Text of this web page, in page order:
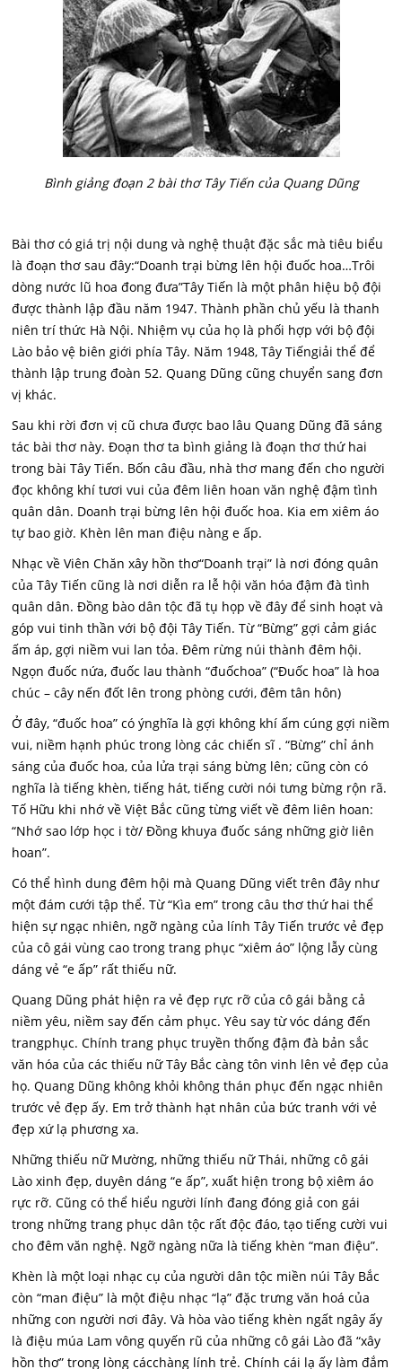
Bình giảng đoạn 2 bài thơ Tây Tiến của Quang Dũng
Bài thơ có giá trị nội dung và nghệ thuật đặc sắc mà tiêu biểu
là đoạn thơ sau đây:“Doanh trại bừng lên hội đuốc hoa…Trôi
dòng nước lũ hoa đong đưa”Tây Tiến là một phân hiệu bộ đội
được thành lập đầu năm 1947. Thành phần chủ yếu là thanh
niên trí thức Hà Nội. Nhiệm vụ của họ là phối hợp với bộ đội
Lào bảo vệ biên giới phía Tây. Năm 1948, Tây Tiếngiải thể để
thành lập trung đoàn 52. Quang Dũng cũng chuyển sang đơn
vị khác.
Sau khi rời đơn vị cũ chưa được bao lâu Quang Dũng đã sáng
tác bài thơ này. Đoạn thơ ta bình giảng là đoạn thơ thứ hai
trong bài Tây Tiến. Bốn câu đầu, nhà thơ mang đến cho người
đọc không khí tươi vui của đêm liên hoan văn nghệ đậm tình
quân dân. Doanh trại bừng lên hội đuốc hoa. Kia em xiêm áo
tự bao giờ. Khèn lên man điệu nàng e ấp.
Nhạc về Viên Chăn xây hồn thơ“Doanh trại” là nơi đóng quân
của Tây Tiến cũng là nơi diễn ra lễ hội văn hóa đậm đà tình
quân dân. Đồng bào dân tộc đã tụ họp về đây để sinh hoạt và
góp vui tinh thần với bộ đội Tây Tiến. Từ “Bừng” gợi cảm giác
ấm áp, gợi niềm vui lan tỏa. Đêm rừng núi thành đêm hội.
Ngọn đuốc nứa, đuốc lau thành “đuốchoa” (“Đuốc hoa” là hoa
chúc – cây nến đốt lên trong phòng cưới, đêm tân hôn)
Ở đây, “đuốc hoa” có ýnghĩa là gợi không khí ấm cúng gợi niềm
vui, niềm hạnh phúc trong lòng các chiến sĩ . “Bừng” chỉ ánh
sáng của đuốc hoa, của lửa trại sáng bừng lên; cũng còn có
nghĩa là tiếng khèn, tiếng hát, tiếng cười nói tưng bừng rộn rã.
Tố Hữu khi nhớ về Việt Bắc cũng từng viết về đêm liên hoan:
“Nhớ sao lớp học i tờ/ Đồng khuya đuốc sáng những giờ liên
hoan”.
Có thể hình dung đêm hội mà Quang Dũng viết trên đây như
một đám cưới tập thể. Từ “Kìa em” trong câu thơ thứ hai thể
hiện sự ngạc nhiên, ngỡ ngàng của lính Tây Tiến trước vẻ đẹp
của cô gái vùng cao trong trang phục “xiêm áo” lộng lẫy cùng
dáng vẻ “e ấp” rất thiếu nữ.
Quang Dũng phát hiện ra vẻ đẹp rực rỡ của cô gái bằng cả
niềm yêu, niềm say đến cảm phục. Yêu say từ vóc dáng đến
trangphục. Chính trang phục truyền thống đậm đà bản sắc
văn hóa của các thiếu nữ Tây Bắc càng tôn vinh lên vẻ đẹp của
họ. Quang Dũng không khỏi không thán phục đến ngạc nhiên
trước vẻ đẹp ấy. Em trở thành hạt nhân của bức tranh với vẻ
đẹp xứ lạ phương xa.
Những thiếu nữ Mường, những thiếu nữ Thái, những cô gái
Lào xinh đẹp, duyên dáng “e ấp”, xuất hiện trong bộ xiêm áo
rực rỡ. Cũng có thể hiểu người lính đang đóng giả con gái
trong những trang phục dân tộc rất độc đáo, tạo tiếng cười vui
cho đêm văn nghệ. Ngỡ ngàng nữa là tiếng khèn “man điệu”.
Khèn là một loại nhạc cụ của người dân tộc miền núi Tây Bắc
còn “man điệu” là một điệu nhạc “lạ” đặc trưng văn hoá của
những con người nơi đây. Và hòa vào tiếng khèn ngất ngây ấy
là điệu múa Lam vông quyến rũ của những cô gái Lào đã “xây
hồn thơ” trong lòng cácchàng lính trẻ. Chính cái lạ ấy làm đắm